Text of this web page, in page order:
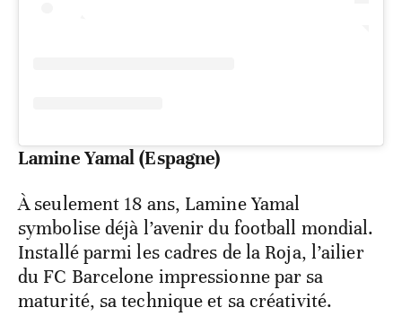
Lamine Yamal (Espagne)
À seulement 18 ans, Lamine Yamal
symbolise déjà l’avenir du football mondial.
Installé parmi les cadres de la Roja, l’ailier
du FC Barcelone impressionne par sa
maturité, sa technique et sa créativité.